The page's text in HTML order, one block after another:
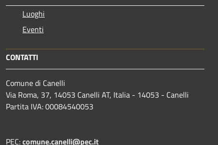
Luoghi
Eventi
CONTATTI
Comune di Canelli
Via Roma, 37, 14053 Canelli AT, Italia - 14053 - Canelli
Partita IVA: 00084540053
PEC:comune.canelli@pec.it